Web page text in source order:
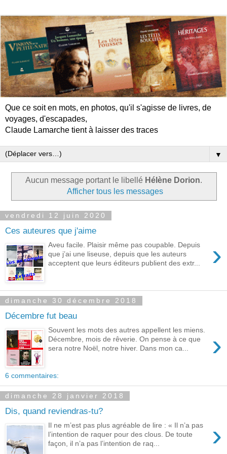
Que ce soit en mots, en photos, qu'il s'agisse de livres, de
voyages, d'escapades,
Claude Lamarche tient à laisser des traces
▼
Aucun message portant le libellé Hélène Dorion.
Afficher tous les messages
vendredi 12 juin 2020
Ces auteures que j'aime
›
Aveu facile. Plaisir même pas coupable. Depuis
que j’ai une liseuse, depuis que les auteurs
acceptent que leurs éditeurs publient des extr...
dimanche 30 décembre 2018
Décembre fut beau
›
Souvent les mots des autres appellent les miens.
Décembre, mois de rêverie. On pense à ce que
sera notre Noël, notre hiver. Dans mon ca...
6 commentaires:
dimanche 28 janvier 2018
Dis, quand reviendras-tu?
›
Il ne m’est pas plus agréable de lire : « Il n’a pas
l’intention de raquer pour des clous. De toute
façon, il n’a pas l’intention de raq...